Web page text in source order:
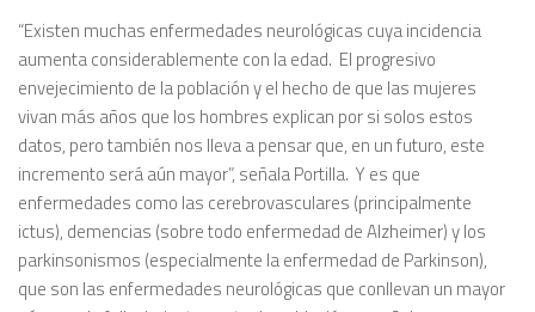
“Existen muchas enfermedades neurológicas cuya incidencia
aumenta considerablemente con la edad. El progresivo
envejecimiento de la población y el hecho de que las mujeres
vivan más años que los hombres explican por si solos estos
datos, pero también nos lleva a pensar que, en un futuro, este
incremento será aún mayor”, señala Portilla. Y es que
enfermedades como las cerebrovasculares (principalmente
ictus), demencias (sobre todo enfermedad de Alzheimer) y los
parkinsonismos (especialmente la enfermedad de Parkinson),
que son las enfermedades neurológicas que conllevan un mayor